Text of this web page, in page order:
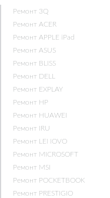
Ремонт 3Q
Ремонт ACER
Ремонт APPLE iPad
Ремонт ASUS
Ремонт BLISS
Ремонт DELL
Ремонт EXPLAY
Ремонт HP
Ремонт HUAWEI
Ремонт IRU
Ремонт LENOVO
Ремонт MICROSOFT
Ремонт MSI
Ремонт POCKETBOOK
Ремонт PRESTIGIO